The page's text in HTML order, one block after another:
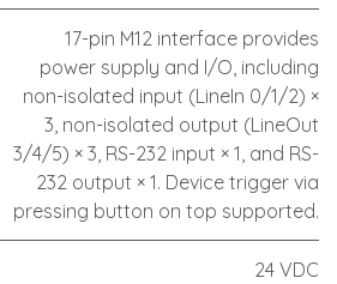
17-pin M12 interface provides
power supply and I/O, including
non-isolated input (LineIn 0/1/2) ×
3, non-isolated output (LineOut
3/4/5) × 3, RS-232 input × 1, and RS-
232 output × 1. Device trigger via
pressing button on top supported.
24 VDC